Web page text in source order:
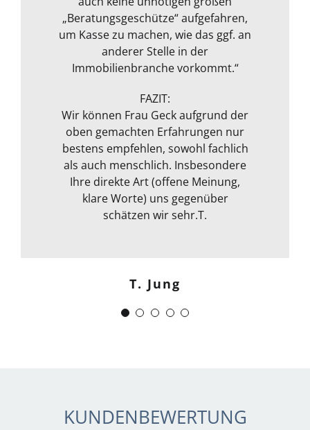
„Beratungsgeschütze“ aufgefahren,
um Kasse zu machen, wie das ggf. an
anderer Stelle in der
Immobilienbranche vorkommt.“
FAZIT:
Wir können Frau Geck aufgrund der
oben gemachten Erfahrungen nur
bestens empfehlen, sowohl fachlich
als auch menschlich. Insbesondere
Ihre direkte Art (offene Meinung,
klare Worte) uns gegenüber
schätzen wir sehr.T.
T. Jung
allem sehr empfehlenswert!“
Markt Situation aktuell angepasst
und bewertet. Ausgestattet mit
Messgerät zur Feuchtmessung
entgeht ihrem geschultem Auge
angeboten wird, rundet sie durch
ihre fachliche Kompetenz ab. Termin
war auch sehr kurzfristig und
spontan machbar. Die
Kommunikation war auch bestens .
Egal ob email Telefon etc… Alles in
allem kann ich sie nur
weiterempfehlen. Weiter so !
J. Schwaber
Oliver H.
Gespräch nach der Besichtigung
rundeten das Paket zum
transparenten Preis ab! Vielen
Dank!“
Frank Dettenbach
KUNDENBEWERTUNG